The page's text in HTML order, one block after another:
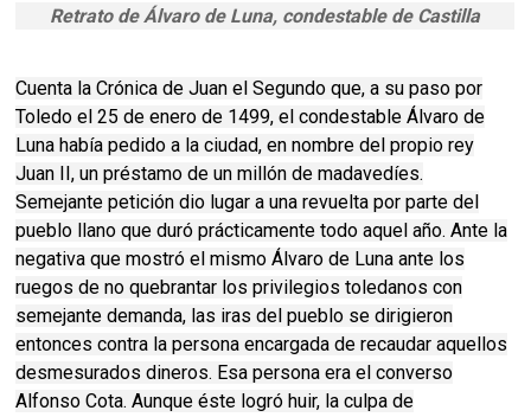
Retrato de Álvaro de Luna, condestable de Castilla
Cuenta la Crónica de Juan el Segundo que, a su paso por
Toledo el 25 de enero de 1499, el condestable Álvaro de
Luna había pedido a la ciudad, en nombre del propio rey
Juan II, un préstamo de un millón de madavedíes.
Semejante petición dio lugar a una revuelta por parte del
pueblo llano que duró prácticamente todo aquel año. Ante la
negativa que mostró el mismo Álvaro de Luna ante los
ruegos de no quebrantar los privilegios toledanos con
semejante demanda, las iras del pueblo se dirigieron
entonces contra la persona encargada de recaudar aquellos
desmesurados dineros. Esa persona era el converso
Alfonso Cota. Aunque éste logró huir, la culpa de